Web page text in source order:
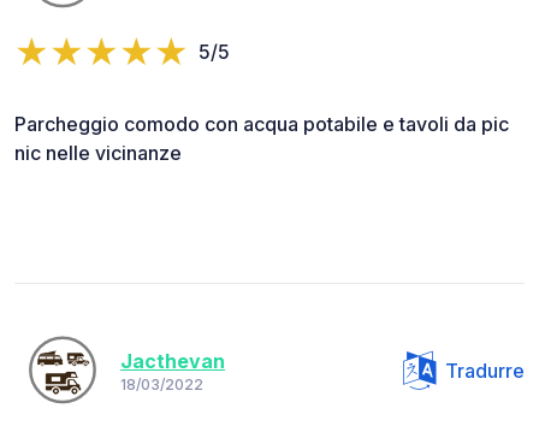
5/5
Parcheggio comodo con acqua potabile e tavoli da pic
nic nelle vicinanze
Jacthevan
18/03/2022
Tradurre